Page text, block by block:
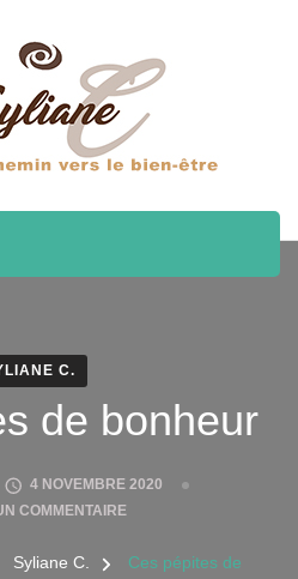
C.
de bonheur
4 NOVEMBRE 2020
COMMENTAIRECES
DE
Syliane C.
Ces pépites de